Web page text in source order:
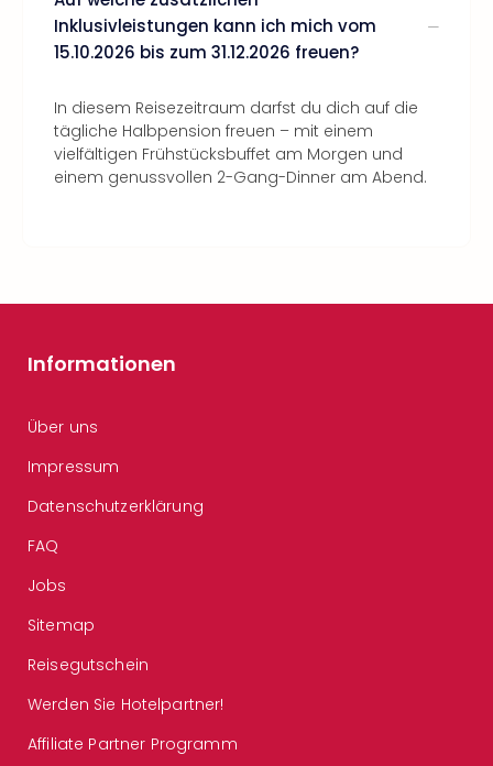
Inklusivleistungen kann ich mich vom
15.10.2026 bis zum 31.12.2026 freuen?
In diesem Reisezeitraum darfst du dich auf die
tägliche Halbpension freuen – mit einem
vielfältigen Frühstücksbuffet am Morgen und
einem genussvollen 2-Gang-Dinner am Abend.
Informationen
Über uns
Impressum
Datenschutzerklärung
FAQ
Jobs
Sitemap
Reisegutschein
Werden Sie Hotelpartner!
Affiliate Partner Programm